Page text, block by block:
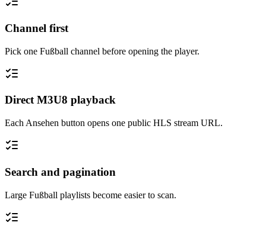
Channel first
Pick one Fußball channel before opening the player.
Direct M3U8 playback
Each Ansehen button opens one public HLS stream URL.
Search and pagination
Large Fußball playlists become easier to scan.